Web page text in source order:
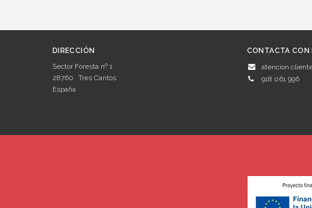
DIRECCIÓN
Sector Foresta nº 1
28760
Tres Cantos
España
CONTACTA CON
918 061 996